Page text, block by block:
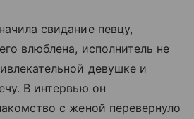
свидание певцу,
влюблена, исполнитель не
девушке и
В интервью он
с женой перевернуло